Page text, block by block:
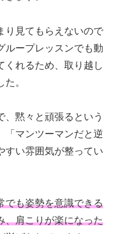
り見てもらえないので
ループレッスンでも動
くれるため、取り越し
。
、黙々と頑張るという
「マンツーマンだと逆
すい雰囲気が整ってい
でも姿勢を意識できる
、肩こりが楽になった